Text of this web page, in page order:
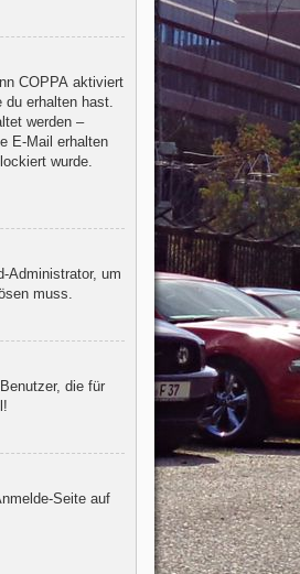
COPPAaktiviert
du erhalten hast.
werden –
E-Mail erhalten
wurde.
Administrator, um
muss.
die für
Seite auf